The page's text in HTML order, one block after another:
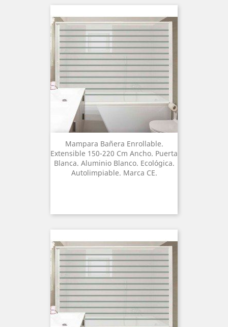
Mampara Bañera Enrollable.
Extensible 150-220 Cm Ancho. Puerta
Blanca. Aluminio Blanco. Ecológica.
Autolimpiable. Marca CE.